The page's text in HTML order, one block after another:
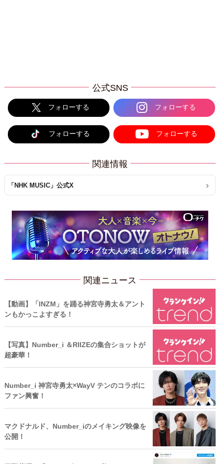
公式SNS
フォローする フォローする
フォローする フォローする
関連情報
「NHK MUSIC」公式X
関連ニュース
【動画】「INZM」を踊る神宮寺勇太＆アント
ンもかっこよすぎる！
【写真】Number_i ＆RIIZEの集合ショットが
超豪華！
Number_i 神宮寺勇太×WayV テンのコラボに
ファン興奮！
マクドナルド、Number_iのメイキング映像を
公開！